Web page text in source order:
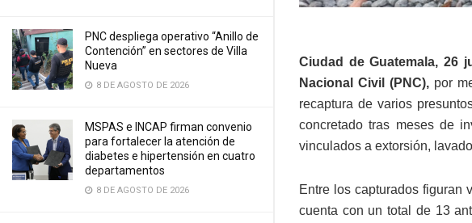
PNC despliega operativo “Anillo de
Contención” en sectores de Villa
Nueva
8 DE AGOSTO DE 2026
MSPAS e INCAP firman convenio
para fortalecer la atención de
diabetes e hipertensión en cuatro
departamentos
8 DE AGOSTO DE 2026
Ciudad de Guatemala, 26
Nacional Civil (PNC), por
recaptura de varios
concretado tras meses de
vinculados a extorsión,
Entre los capturados figuran
cuenta con un total de 13